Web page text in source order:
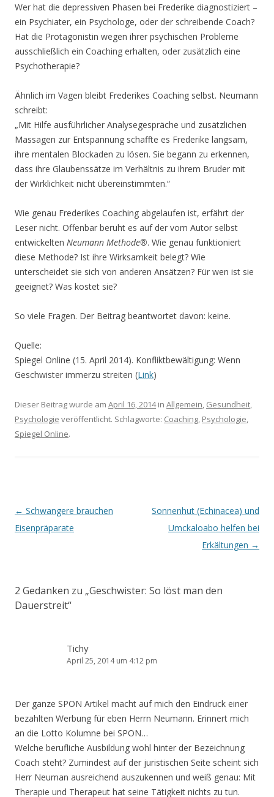
Wer hat die depressiven Phasen bei Frederike diagnostiziert –
ein Psychiater, ein Psychologe, oder der schreibende Coach?
Hat die Protagonistin wegen ihrer psychischen Probleme
ausschließlich ein Coaching erhalten, oder zusätzlich eine
Psychotherapie?
Ähnlich im Vagen bleibt Frederikes Coaching selbst. Neumann
schreibt:
„Mit Hilfe ausführlicher Analysegespräche und zusätzlichen
Massagen zur Entspannung schaffte es Frederike langsam,
ihre mentalen Blockaden zu lösen. Sie begann zu erkennen,
dass ihre Glaubenssätze im Verhältnis zu ihrem Bruder mit
der Wirklichkeit nicht übereinstimmten.“
Wie genau Frederikes Coaching abgelaufen ist, erfährt der
Leser nicht. Offenbar beruht es auf der vom Autor selbst
entwickelten Neumann Methode®. Wie genau funktioniert
diese Methode? Ist ihre Wirksamkeit belegt? Wie
unterscheidet sie sich von anderen Ansätzen? Für wen ist sie
geeignet? Was kostet sie?
So viele Fragen. Der Beitrag beantwortet davon: keine.
Quelle:
Spiegel Online (15. April 2014). Konfliktbewältigung: Wenn
Geschwister immerzu streiten (Link)
Dieser Beitrag wurde am April 16, 2014in Allgemein, Gesundheit,
Psychologie veröffentlicht. Schlagworte: Coaching, Psychologie,
Spiegel Online.
Beitrags-
Navigation
← Schwangere brauchen
Eisenpräparate
Sonnenhut (Echinacea) und
Umckaloabo helfen bei
Erkältungen →
2 Gedanken zu „Geschwister: So löst man den
Dauerstreit“
Tichy
April 25, 2014 um 4:12 pm
Der ganze SPON Artikel macht auf mich den Eindruck einer
bezahlten Werbung für eben Herrn Neumann. Erinnert mich
an die Lotto Kolumne bei SPON…
Welche berufliche Ausbildung wohl hinter der Bezeichnung
Coach steht? Zumindest auf der juristischen Seite scheint sich
Herr Neuman ausreichend auszukennen und weiß genau: Mit
Therapie und Therapeut hat seine Tätigkeit nichts zu tun.